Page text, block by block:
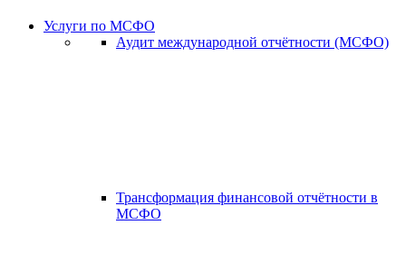
Услуги по МСФО
Аудит международной отчётности (МСФО)
Трансформация финансовой отчётности в
МСФО